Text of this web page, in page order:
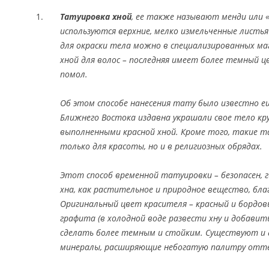
Татуировка хной, ее также называют менди или
используются верхние, мелко измельченные
для окраски тела можно в специализированных
хной для волос – последняя имеет более темный
помол.
Об этом способе нанесения тату было известно
Ближнего Востока издавна украшали свое тело
выполненными красной хной. Кроме того, такие
только для красоты, но и в религиозных обрядах.
Этот способ временной татуировки – безопасен,
хна, как растительное и природное вещество,
Оригинальный цвет красителя – красный и
графита (в холодной воде развести хну и
сделать более темным и стойким. Существуют и
минералы, расширяющие небогатую палитру